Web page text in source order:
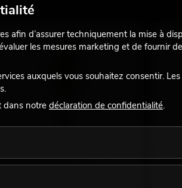
120 cm
afin d’assurer techniquement la mise à
les mesures marketing et de fournir
auxquels vous souhaitez consentir.
dans notredéclaration de confidentialité.